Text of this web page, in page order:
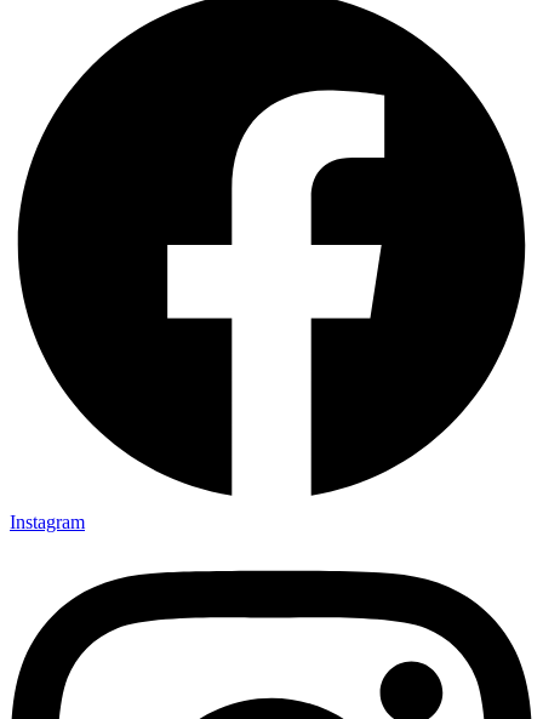
Instagram